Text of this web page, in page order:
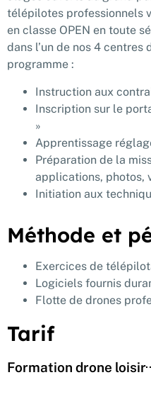
télépilotes professionnels
en classe OPEN en toute
dans l’un de nos 4 centres
programme :
Instruction aux
Inscription sur le
»
Apprentissage
Préparation de la
applications, photos,
Initiation aux
Méthode et
Exercices de
Logiciels fournis
Flotte de drones
Tarif
Formation drone loisir